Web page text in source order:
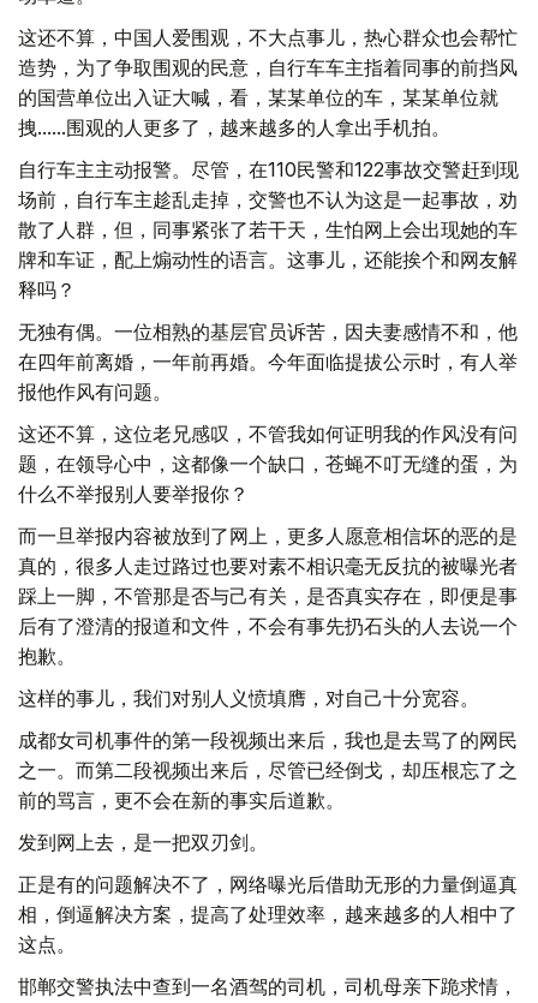
这还不算，中国人爱围观，不大点事儿，热心群众也会帮忙
造势，为了争取围观的民意，自行车车主指着同事的前挡风
的国营单位出入证大喊，看，某某单位的车，某某单位就
拽......围观的人更多了，越来越多的人拿出手机拍。
自行车主主动报警。尽管，在110民警和122事故交警赶到现
场前，自行车主趁乱走掉，交警也不认为这是一起事故，劝
散了人群，但，同事紧张了若干天，生怕网上会出现她的车
牌和车证，配上煽动性的语言。这事儿，还能挨个和网友解
释吗？
无独有偶。一位相熟的基层官员诉苦，因夫妻感情不和，他
在四年前离婚，一年前再婚。今年面临提拔公示时，有人举
报他作风有问题。
这还不算，这位老兄感叹，不管我如何证明我的作风没有问
题，在领导心中，这都像一个缺口，苍蝇不叮无缝的蛋，为
什么不举报别人要举报你？
而一旦举报内容被放到了网上，更多人愿意相信坏的恶的是
真的，很多人走过路过也要对素不相识毫无反抗的被曝光者
踩上一脚，不管那是否与己有关，是否真实存在，即便是事
后有了澄清的报道和文件，不会有事先扔石头的人去说一个
抱歉。
这样的事儿，我们对别人义愤填膺，对自己十分宽容。
成都女司机事件的第一段视频出来后，我也是去骂了的网民
之一。而第二段视频出来后，尽管已经倒戈，却压根忘了之
前的骂言，更不会在新的事实后道歉。
发到网上去，是一把双刃剑。
正是有的问题解决不了，网络曝光后借助无形的力量倒逼真
相，倒逼解决方案，提高了处理效率，越来越多的人相中了
这点。
邯郸交警执法中查到一名酒驾的司机，司机母亲下跪求情，